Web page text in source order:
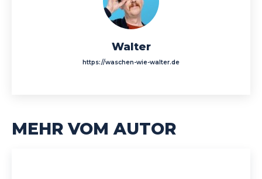
Walter
https://waschen-wie-walter.de
MEHR VOM AUTOR